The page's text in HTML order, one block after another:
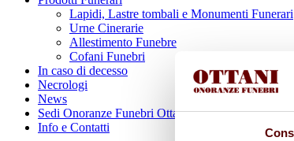
Lapidi, Lastre tombali e Monumenti Funerari
Urne Cinerarie
Allestimento Funebre
Cofani Funebri
In caso di decesso
Necrologi
News
Sedi Onoranze Funebri Ottani
Info e Contatti